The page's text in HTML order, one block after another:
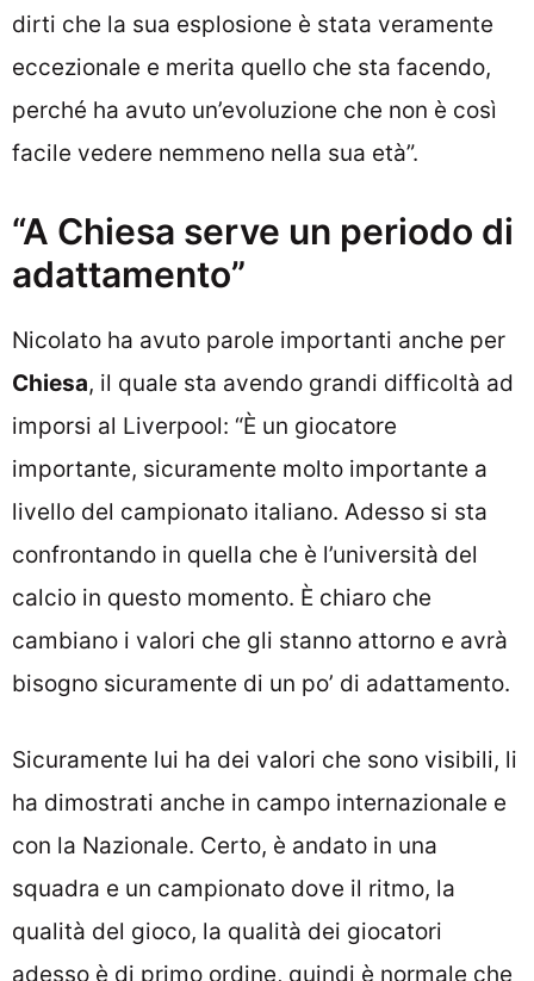
dirti che la sua esplosione è stata veramente
eccezionale e merita quello che sta facendo,
perché ha avuto un’evoluzione che non è così
facile vedere nemmeno nella sua età”.
“A Chiesa serve un periodo di
adattamento”
Nicolato ha avuto parole importanti anche per
Chiesa, il quale sta avendo grandi difficoltà ad
imporsi al Liverpool: “È un giocatore
importante, sicuramente molto importante a
livello del campionato italiano. Adesso si sta
confrontando in quella che è l’università del
calcio in questo momento. È chiaro che
cambiano i valori che gli stanno attorno e avrà
bisogno sicuramente di un po’ di adattamento.
Sicuramente lui ha dei valori che sono visibili, li
ha dimostrati anche in campo internazionale e
con la Nazionale. Certo, è andato in una
squadra e un campionato dove il ritmo, la
qualità del gioco, la qualità dei giocatori
adesso è di primo ordine, quindi è normale che